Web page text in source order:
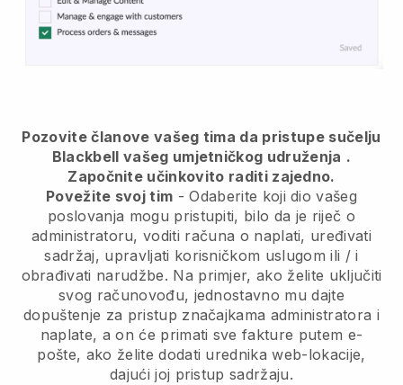
Pozovite članove vašeg tima da pristupe sučelju
Blackbell vašeg umjetničkog udruženja .
Započnite učinkovito raditi zajedno.
Povežite svoj tim - Odaberite koji dio vašeg
poslovanja mogu pristupiti, bilo da je riječ o
administratoru, voditi računa o naplati, uređivati
sadržaj, upravljati korisničkom uslugom ili / i
obrađivati narudžbe. Na primjer, ako želite uključiti
svog računovođu, jednostavno mu dajte
dopuštenje za pristup značajkama administratora i
naplate, a on će primati sve fakture putem e-
pošte, ako želite dodati urednika web-lokacije,
dajući joj pristup sadržaju.